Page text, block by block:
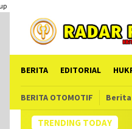
konten
BERITA EDITORIAL
BERITA OTOMOTIF
TRENDING TODAY